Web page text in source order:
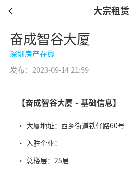
大宗租赁
奋成智谷大厦
深圳房产在线
发布：2023-09-14 21:59
【奋成智谷大厦 - 基础信息】
· 大厦地址：西乡街道铁仔路60号
· 入驻企业：--
· 总楼层：25层